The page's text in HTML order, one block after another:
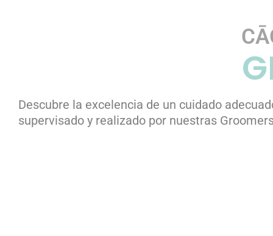
Descubre la excelencia de un cuidado
supervisado y realizado por nuestras